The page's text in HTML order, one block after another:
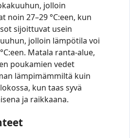
jolloin
noin 27–29 °C:een, kun
sijoittuvat usein
jolloin lämpötila voi
Matala ranta-alue,
poukamien vedet
lämpimämmiltä kuin
kun taas syvä
ja raikkaana.